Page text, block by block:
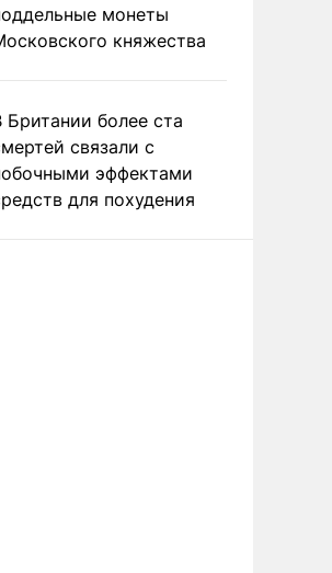
монеты
княжества
Британии более ста
связали с
эффектами
для похудения